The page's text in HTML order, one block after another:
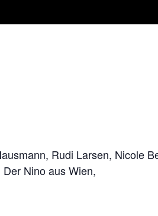
Rudi Larsen, Nicole
Nino aus Wien,